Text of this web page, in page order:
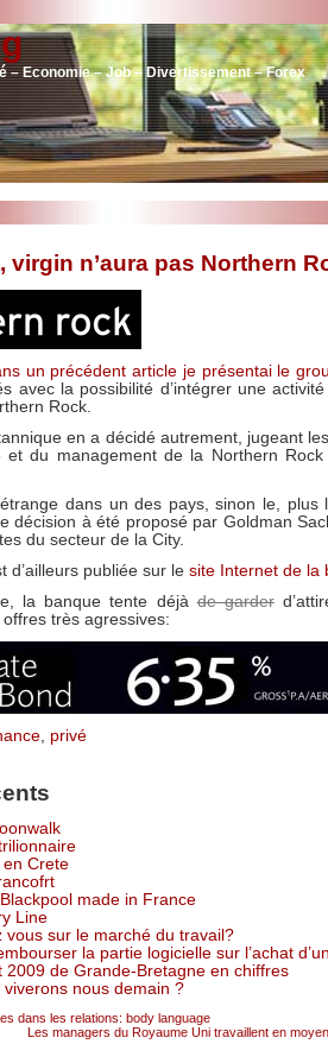
– Economie – Job – Divertissement – Forex
virgin n’aura pas Northern
un précédent article je présentai le
avec la possibilité d’intégrer une
Rock.
en a décidé autrement, jugeant
et du management de la Northern Rock
dans un des pays, sinon le, plus
décision à été proposé par Goldman
du secteur de la City.
d’ailleurs publiée sur le site Internet de la
la banque tente déjàde garder
très agressives:
, privé
en Crete
made in France
Line
vous sur le marché du travail?
la partie logicielle sur l’achat
2009 de Grande-Bretagne en chiffres
viverons nous demain ?
dans les relations: body language
Les managers du Royaume Uni travaillent en